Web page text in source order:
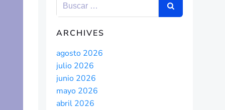
ARCHIVES
agosto 2026
julio 2026
junio 2026
mayo 2026
abril 2026